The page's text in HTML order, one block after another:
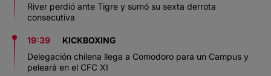
River perdió ante Tigre y sumó su sexta derrota
consecutiva
19:39
KICKBOXING
Delegación chilena llega a Comodoro para un Campus y
peleará en el CFC XI